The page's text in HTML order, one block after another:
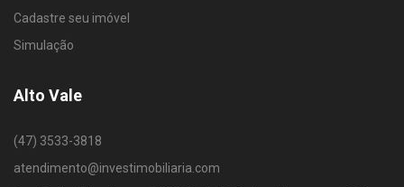
Cadastre seu imóvel
Simulação
Alto Vale
(47) 3533-3818
atendimento@investimobiliaria.com